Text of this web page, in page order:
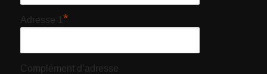
Adresse 1*
Complément d’adresse